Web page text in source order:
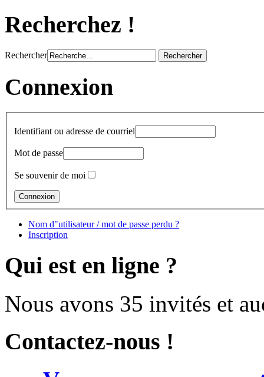
Recherchez !
Rechercher
Connexion
Identifiant ou adresse de courriel
Mot de passe
Se souvenir de moi
Nom d"utilisateur / mot de passe perdu ?
Inscription
Qui est en ligne ?
Nous avons 35 invités et
Contactez-nous !